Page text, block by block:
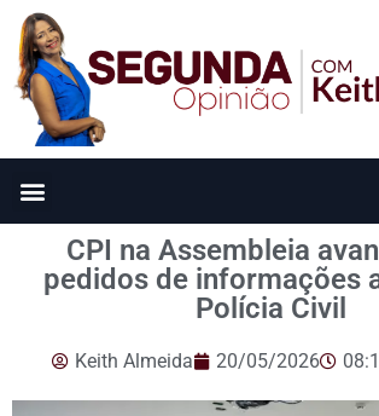
CPI na Assembleia
pedidos de informações
Polícia Civil
Keith Almeida 20/05/2026